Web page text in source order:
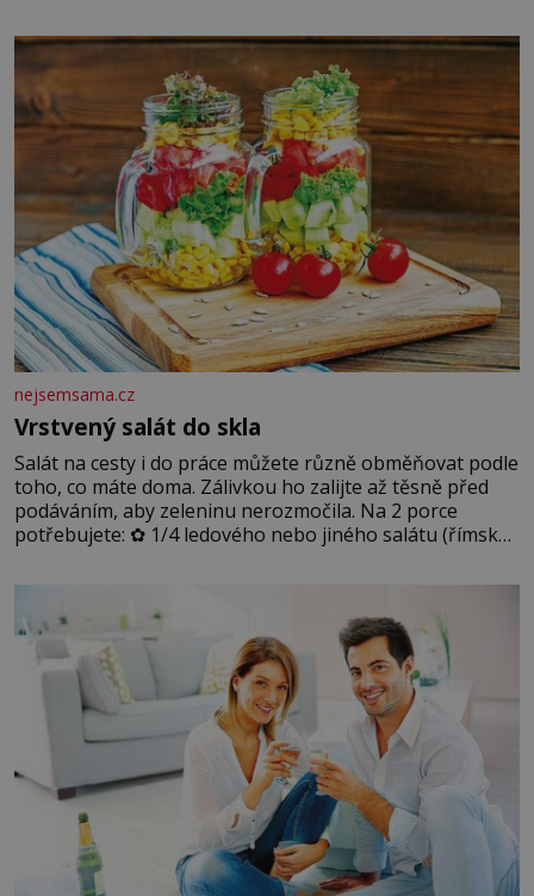
blonďaté vlásky. Fakt, že jsou těla dávných lidí nesmírně
dobře zachovalá, přičítají odborníci zdejším klimatickým
podmínkám. Sucho, prosolené písky a extrémně
nejsemsama.cz
Vrstvený salát do skla
Salát na cesty i do práce můžete různě obměňovat podle
toho, co máte doma. Zálivkou ho zalijte až těsně před
podáváním, aby zeleninu nerozmočila. Na 2 porce
potřebujete: ✿ 1/4 ledového nebo jiného salátu (římský
okurky ✿ 2 rajčata Zálivka: ✿ 4 lžíce olivového oleje ✿ 1
lžíci citronové šťávy ✿ ½ stroužku